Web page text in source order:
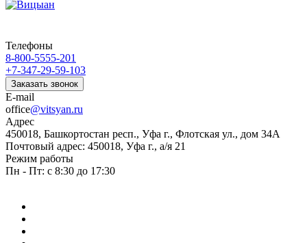
Телефоны
8-800-5555-201
+7-347-29-59-103
Заказать звонок
E-mail
office@vitsyan.ru
Адрес
450018, Башкортостан респ., Уфа г., Флотская ул., дом 34А
Почтовый адрес: 450018, Уфа г., а/я 21
Режим работы
Пн - Пт: с 8:30 до 17:30